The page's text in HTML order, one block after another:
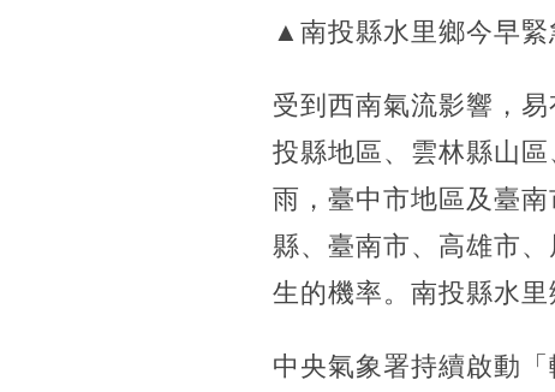
▲南投縣水里鄉今早緊
受到西南氣流影響，
投縣地區、雲林縣山
雨，臺中市地區及臺
縣、臺南市、高雄市
生的機率。南投縣水
中央氣象署持續啟動